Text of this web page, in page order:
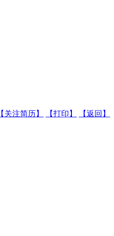
【关注简历】 【打印】 【返回】